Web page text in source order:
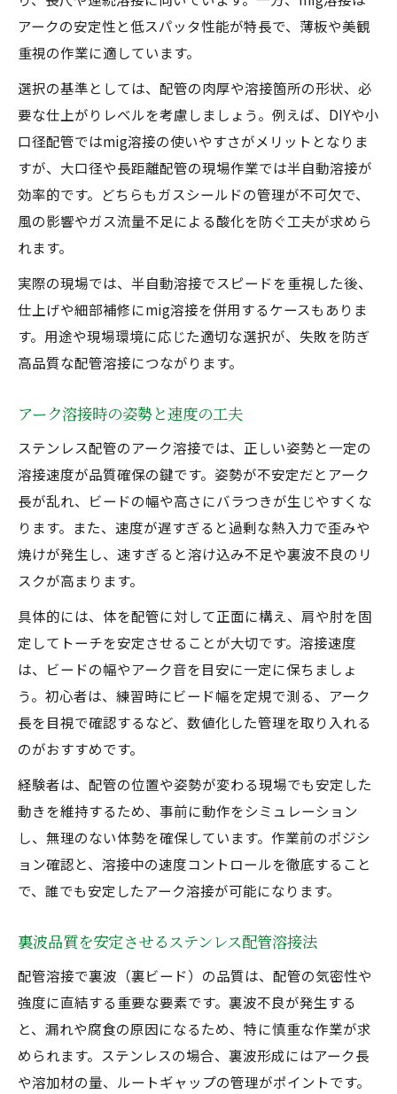
アークの安定性と低スパッタ性能が特長で、薄板や美観
重視の作業に適しています。
選択の基準としては、配管の肉厚や溶接箇所の形状、必
要な仕上がりレベルを考慮しましょう。例えば、DIYや小
口径配管ではmig溶接の使いやすさがメリットとなりま
すが、大口径や長距離配管の現場作業では半自動溶接が
効率的です。どちらもガスシールドの管理が不可欠で、
風の影響やガス流量不足による酸化を防ぐ工夫が求めら
れます。
実際の現場では、半自動溶接でスピードを重視した後、
仕上げや細部補修にmig溶接を併用するケースもありま
す。用途や現場環境に応じた適切な選択が、失敗を防ぎ
高品質な配管溶接につながります。
アーク溶接時の姿勢と速度の工夫
ステンレス配管のアーク溶接では、正しい姿勢と一定の
溶接速度が品質確保の鍵です。姿勢が不安定だとアーク
長が乱れ、ビードの幅や高さにバラつきが生じやすくな
ります。また、速度が遅すぎると過剰な熱入力で歪みや
焼けが発生し、速すぎると溶け込み不足や裏波不良のリ
スクが高まります。
具体的には、体を配管に対して正面に構え、肩や肘を固
定してトーチを安定させることが大切です。溶接速度
は、ビードの幅やアーク音を目安に一定に保ちましょ
う。初心者は、練習時にビード幅を定規で測る、アーク
長を目視で確認するなど、数値化した管理を取り入れる
のがおすすめです。
経験者は、配管の位置や姿勢が変わる現場でも安定した
動きを維持するため、事前に動作をシミュレーション
し、無理のない体勢を確保しています。作業前のポジシ
ョン確認と、溶接中の速度コントロールを徹底すること
で、誰でも安定したアーク溶接が可能になります。
裏波品質を安定させるステンレス配管溶接法
配管溶接で裏波（裏ビード）の品質は、配管の気密性や
強度に直結する重要な要素です。裏波不良が発生する
と、漏れや腐食の原因になるため、特に慎重な作業が求
められます。ステンレスの場合、裏波形成にはアーク長
や溶加材の量、ルートギャップの管理がポイントです。